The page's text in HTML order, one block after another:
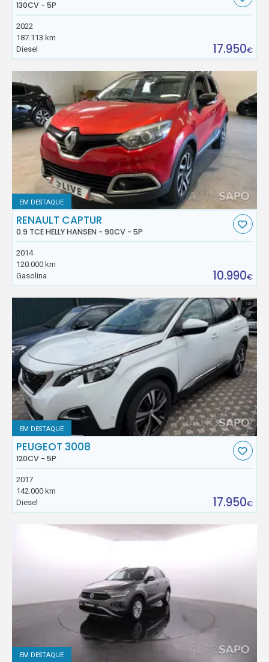
130CV - 5P
2022
187.113 km
Diesel
17.950€
EM DESTAQUE
RENAULT CAPTUR
0.9 TCE HELLY HANSEN - 90CV - 5P
2014
120.000 km
Gasolina
10.990€
EM DESTAQUE
PEUGEOT 3008
120CV - 5P
2017
142.000 km
Diesel
17.950€
EM DESTAQUE